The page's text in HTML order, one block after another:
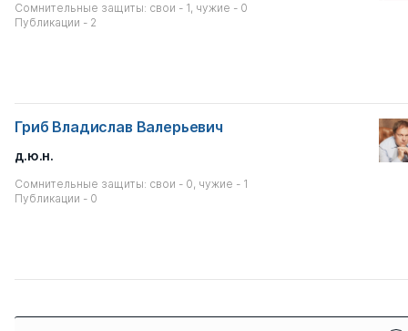
Сомнительные защиты: свои - 1, чужие - 0
Публикации - 2
Гриб Владислав Валерьевич
д.ю.н.
Сомнительные защиты: свои - 0, чужие - 1
Публикации - 0